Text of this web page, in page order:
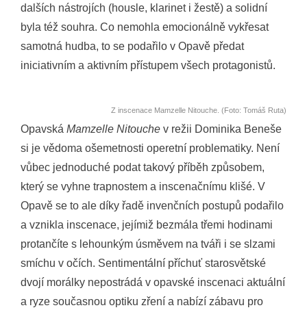
dalších nástrojích (housle, klarinet i žestě) a solidní
byla též souhra. Co nemohla emocionálně vykřesat
samotná hudba, to se podařilo v Opavě předat
iniciativním a aktivním přístupem všech protagonistů.
Z inscenace Mamzelle Nitouche. (Foto: Tomáš Ruta)
Opavská Mamzelle Nitouche v režii Dominika Beneše
si je vědoma ošemetnosti operetní problematiky. Není
vůbec jednoduché podat takový příběh způsobem,
který se vyhne trapnostem a inscenačnímu klišé. V
Opavě se to ale díky řadě invenčních postupů podařilo
a vznikla inscenace, jejímiž bezmála třemi hodinami
protančíte s lehounkým úsměvem na tváři i se slzami
smíchu v očích. Sentimentální příchuť starosvětské
dvojí morálky nepostrádá v opavské inscenaci aktuální
a ryze současnou optiku zření a nabízí zábavu pro